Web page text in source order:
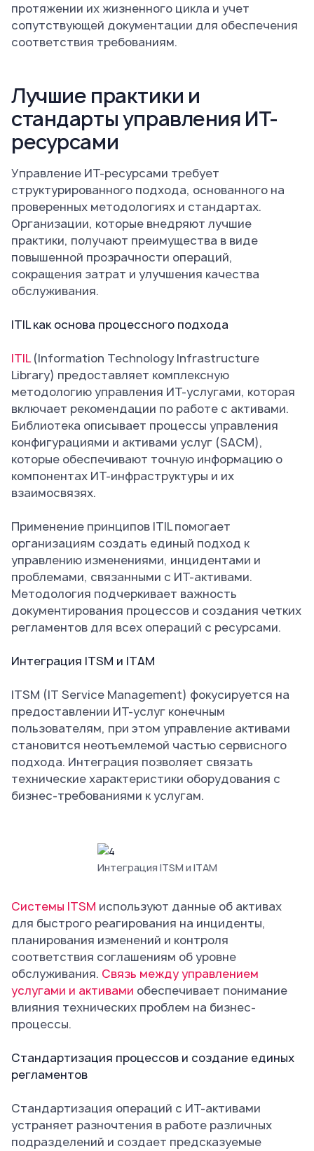
протяжении их жизненного цикла и учет
сопутствующей документации для обеспечения
соответствия требованиям.
Лучшие практики и
стандарты управления ИТ-
ресурсами
Управление ИТ-ресурсами требует
структурированного подхода, основанного на
проверенных методологиях и стандартах.
Организации, которые внедряют лучшие
практики, получают преимущества в виде
повышенной прозрачности операций,
сокращения затрат и улучшения качества
обслуживания.
ITIL как основа процессного подхода
ITIL(Information Technology Infrastructure
Library) предоставляет комплексную
методологию управления ИТ-услугами, которая
включает рекомендации по работе с активами.
Библиотека описывает процессы управления
конфигурациями и активами услуг (SACM),
которые обеспечивают точную информацию о
компонентах ИТ-инфраструктуры и их
взаимосвязях.
Применение принципов ITIL помогает
организациям создать единый подход к
управлению изменениями, инцидентами и
проблемами, связанными с ИТ-активами.
Методология подчеркивает важность
документирования процессов и создания четких
регламентов для всех операций с ресурсами.
Интеграция ITSM и ITAM
ITSM (IT Service Management) фокусируется на
предоставлении ИТ-услуг конечным
пользователям, при этом управление активами
становится неотъемлемой частью сервисного
подхода. Интеграция позволяет связать
технические характеристики оборудования с
бизнес-требованиями к услугам.
Интеграция ITSM и ITAM
Системы ITSM используют данные об активах
для быстрого реагирования на инциденты,
планирования изменений и контроля
соответствия соглашениям об уровне
обслуживания. Связь между управлением
услугами и активами обеспечивает понимание
влияния технических проблем на бизнес-
процессы.
Стандартизация процессов и создание единых
регламентов
Стандартизация операций с ИТ-активами
устраняет разночтения в работе различных
подразделений и создает предсказуемые